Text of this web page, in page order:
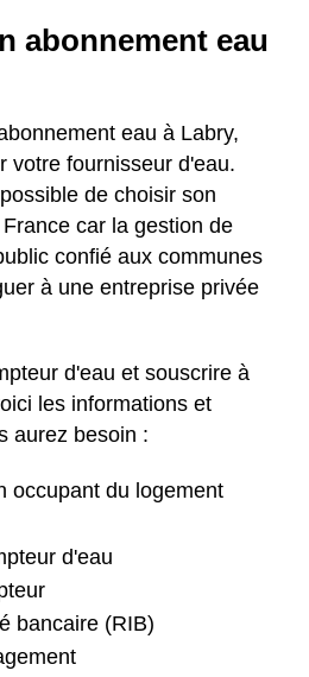
abonnement eau
eau à Labry,
votre fournisseur d'eau.
de choisir son
car la gestion de
confié aux communes
à une entreprise privée
d'eau et souscrire à
les informations et
aurez besoin :
occupant du logement
d'eau
bancaire (RIB)